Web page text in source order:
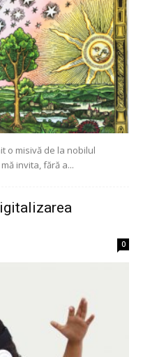
o misivă de la nobilul
invita, fără a...
0